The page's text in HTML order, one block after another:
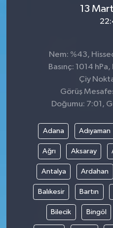
13
Nem: %43,
Basınç: 1014
Çiy
Görüş
Doğumu: 7:01,
Adana Adıyaman
Ağrı Aksaray
Antalya Ardahan
Balıkesir Bartın
Bilecik Bingöl